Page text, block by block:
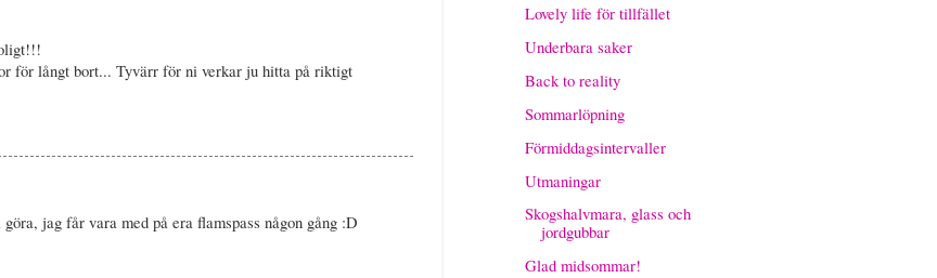
för långt bort... Tyvärr för ni verkar ju hitta på riktigt
jag får vara med på era flamspass någon gång :D
Lovely life för tillfället
Underbara saker
Back to reality
Sommarlöpning
Förmiddagsintervaller
Utmaningar
Skogshalvmara, glass och
jordgubbar
Glad midsommar!